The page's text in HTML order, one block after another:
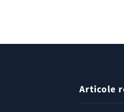
Articole